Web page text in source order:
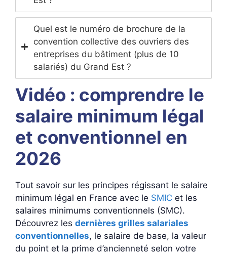
Quel est le numéro de brochure de la
convention collective des ouvriers des
entreprises du bâtiment (plus de 10
salariés) du Grand Est ?
Vidéo : comprendre le
salaire minimum légal
et conventionnel en
2026
Tout savoir sur les principes régissant le salaire
minimum légal en France avec le SMIC et les
salaires minimums conventionnels (SMC).
Découvrez les dernières grilles salariales
conventionnelles, le salaire de base, la valeur
du point et la prime d’ancienneté selon votre